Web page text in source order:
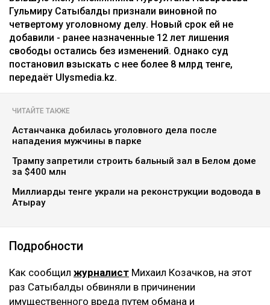
Гульмиру Сатыбалды признали виновной по
четвертому уголовному делу. Новый срок ей не
добавили - ранее назначенные 12 лет лишения
свободы остались без изменений. Однако суд
постановил взыскать с нее более 8 млрд тенге,
передаёт Ulysmedia.kz.
ЧИТАЙТЕ ТАКЖЕ
Астанчанка добилась уголовного дела после
нападения мужчины в парке
Трампу запретили строить бальный зал в Белом доме
за $400 млн
Миллиарды тенге украли на реконструкции водовода в
Атырау
Подробности
Как сообщил журналист Михаил Козачков, на этот
раз Сатыбалды обвиняли в причинении
имущественного вреда путем обмана и